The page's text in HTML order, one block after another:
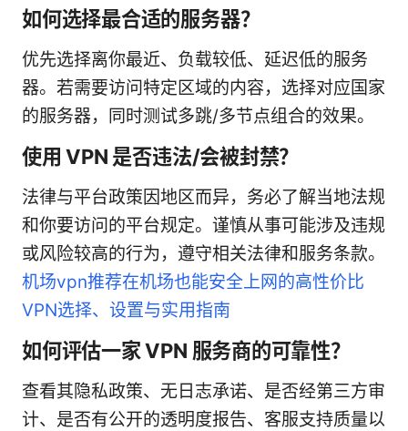
如何选择最合适的服务器？
优先选择离你最近、负载较低、延迟低的服务
器。若需要访问特定区域的内容，选择对应国家
的服务器，同时测试多跳/多节点组合的效果。
使用 VPN 是否违法/会被封禁？
法律与平台政策因地区而异，务必了解当地法规
和你要访问的平台规定。谨慎从事可能涉及违规
或风险较高的行为，遵守相关法律和服务条款。
机场vpn推荐在机场也能安全上网的高性价比
VPN选择、设置与实用指南
如何评估一家 VPN 服务商的可靠性？
查看其隐私政策、无日志承诺、是否经第三方审
计、是否有公开的透明度报告、客服支持质量以